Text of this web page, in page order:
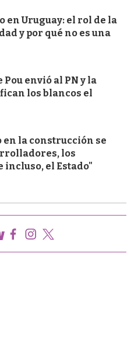
en Uruguay: el rol de la
y por qué no es una
envió al PN y la
los blancos el
en la construcción se
los
el Estado"